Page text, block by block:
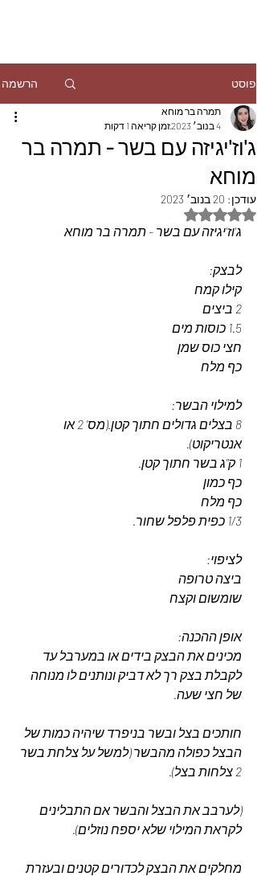
פוסט הרשמה
ג'וז'יגיזה עם בשר - תמרה בר
מוחא
תמרה בר מוחא
4 בנוב׳ 2023
זמן קריאה 1 דקות
עודכן: 20 בנוב׳ 2023
דירוג של NaN מתוך 5 כוכבים
ג'וז'יגיזה עם בשר - תמרה בר מוחא
לבצק:
קילו קמח
2 ביצים
1.5 כוסות מים
חצי כוס שמן
כף מלח
למילוי הבשר:
8 בצלים גדולים חתוך קטן.(מס' 2 או
אנטריקוט).
1 ק"ג בשר חתוך קטן.
כף כמון
כף מלח
1/3 כפית פלפל שחור.
לציפוי:
ביצה טרופה
שומשום וקצח
אופן ההכנה:
מכינים את הבצק בידים או במערבל עד
לקבלת בצק רך לא דביק ונותנים לו מנוחה
של חצי שעה.
חותכים בצל ובשר בניפרד שיהיה כמות של
הבצל כפולה מהבשר (למשל על צלחת בשר
2 צלחות בצל).
(לערבב את הבצל והבשר אם התבלינים
לקראת המילוי שלא יספח נוזלים).
מחלקים את הבצק לכדורים קטנים ובעזרת